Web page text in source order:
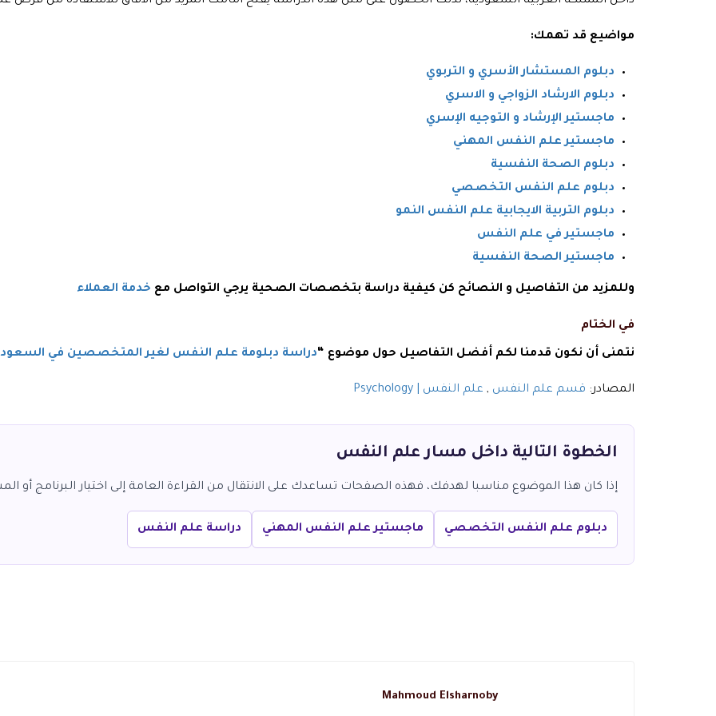
مواضيع قد تهمك:
دبلوم المستشار الأسري و التربوي
دبلوم الارشاد الزواجي و الاسري
ماجستير الإرشاد و التوجيه الإسري
ماجستير علم النفس المهني
دبلوم الصحة النفسية
دبلوم علم النفس التخصصي
دبلوم التربية الايجابية علم النفس النمو
ماجستير في علم النفس
ماجستير الصحة النفسية
وللمزيد من التفاصيل و النصائح كن كيفية دراسة بتخصصات الصحية يرجي التواصل مع خدمة العملاء
في الختام
نتمنى أن نكون قدمنا لكم أفضل التفاصيل حول موضوع “دراسة دبلومة علم النفس لغير المتخصصين في السعوديه
المصادر: قسم علم النفس , علم النفس | Psychology
الخطوة التالية داخل مسار علم النفس
إذا كان هذا الموضوع مناسبا لهدفك، فهذه الصفحات تساعدك على الانتقال من القراءة العامة إلى اختيار البرنامج أو
دبلوم علم النفس التخصصي ماجستير علم النفس المهني دراسة علم النفس
Mahmoud Elsharnoby